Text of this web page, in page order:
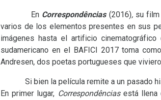
En Correspondências (2016), su film
varios de los elementos presentes en sus
imágenes hasta el artificio
sudamericano en el BAFICI 2017 toma
Andresen, dos poetas portugueses que
Si bien la película remite a un pasado
En primer lugar, Correspondências está llena